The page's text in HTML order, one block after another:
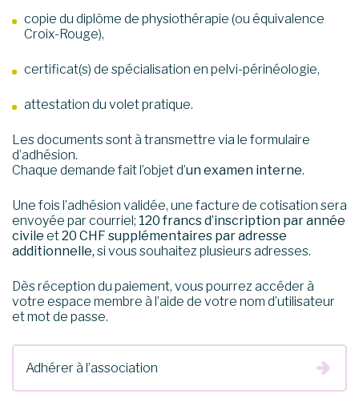
copie du diplôme de physiothérapie (ou équivalence
Croix-Rouge),
certificat(s) de spécialisation en pelvi-périnéologie,
attestation du volet pratique.
Les documents sont à transmettre via le formulaire
d’adhésion.
Chaque demande fait l’objet d’un examen interne.
Une fois l’adhésion validée, une facture de cotisation sera
envoyée par courriel; 120 francs d’inscription par année
civile et20 CHF supplémentaires par adresse
additionnelle, si vous souhaitez plusieurs adresses.
Dès réception du paiement, vous pourrez accéder à
votre espace membre à l’aide de votre nom d’utilisateur
et mot de passe.
Adhérer à l’association